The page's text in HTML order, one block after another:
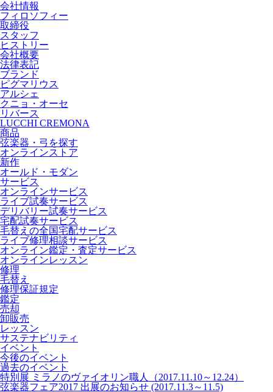
会社情報
フィロソフィー
取締役
スタッフ
ヒストリー
会社概要
法律表記
ブランド
ピグマリウス
アルシェ
クニョ・オーセ
リバース
LUCCHI CREMONA
商品
弦楽器・弓を探す
オンラインストア
新作
オールド・モダン
サービス
オンラインサービス
ライブ試奏サービス
デリバリー試奏サービス
宅配試奏サービス
毛替えの全国宅配サービス
ライブ修理相談サービス
オンライン鑑定・査定サービス
オンラインレッスン
修理
毛替え
修理保証規定
鑑定
売却
卸販売
レッスン
サステナビリティ
イベント
今後のイベント
過去のイベント
特別展 ミラノのヴァイオリン職人（2017.11.10～12.24）
弦楽器フェア2017 出展のお知らせ (2017.11.3～11.5)